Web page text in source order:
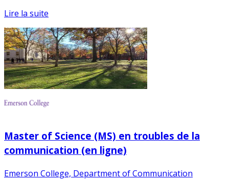
Lire la suite
Master of Science (MS) en troubles de la
communication (en ligne)
Emerson College, Department of Communication